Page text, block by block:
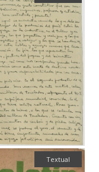
Textual